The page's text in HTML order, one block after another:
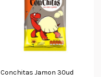
Conchitas Jamon 30ud